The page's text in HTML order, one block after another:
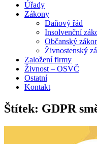
Úřady
Zákony
Daňový řád
Insolvenční
Občanský
Živnostenský
Založení firmy
Živnost – OSVČ
Ostatní
Kontakt
Štítek: GDPR